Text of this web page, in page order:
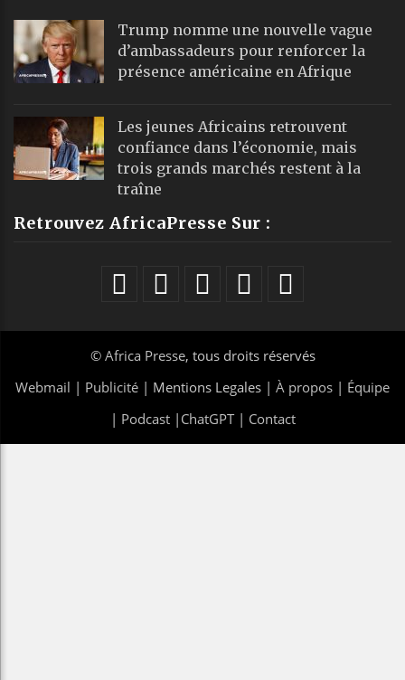
Trump nomme une nouvelle vague
d’ambassadeurs pour renforcer la
présence américaine en Afrique
Les jeunes Africains retrouvent
confiance dans l’économie, mais
trois grands marchés restent à la
traîne
Retrouvez AfricaPresse Sur :
© Africa Presse, tous droits réservés
Webmail | Publicité | Mentions Legales | À propos | Équipe
| Podcast| ChatGPT| Contact